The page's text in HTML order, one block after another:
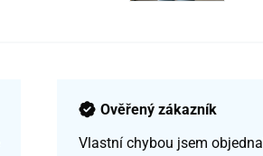
Ověřený zákazník
Vlastní chybou jsem objednal